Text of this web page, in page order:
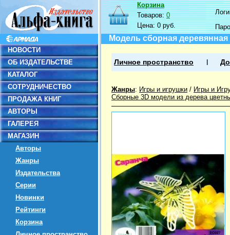
НОВОСТИ
ОБ ИЗДАТЕЛЬСТВЕ
КАТАЛОГ
СОТРУДНИЧЕСТВО
ПРОДАЖА КНИГ
АВТОРЫ
ГАЛЕРЕЯ
МАГАЗИН
Авторы
Жанры
Издательства
Серии
Новинки
Рейтинги
Корзина
Корзина
Товаров:0
Цена:0 руб.
Модель сборная
Личное пространство
Жанры: Игры и игрушки / Игры и
Сборные 3D модели из дерева